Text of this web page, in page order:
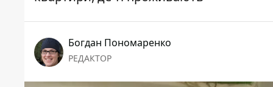
Богдан Пономаренко
РЕДАКТОР